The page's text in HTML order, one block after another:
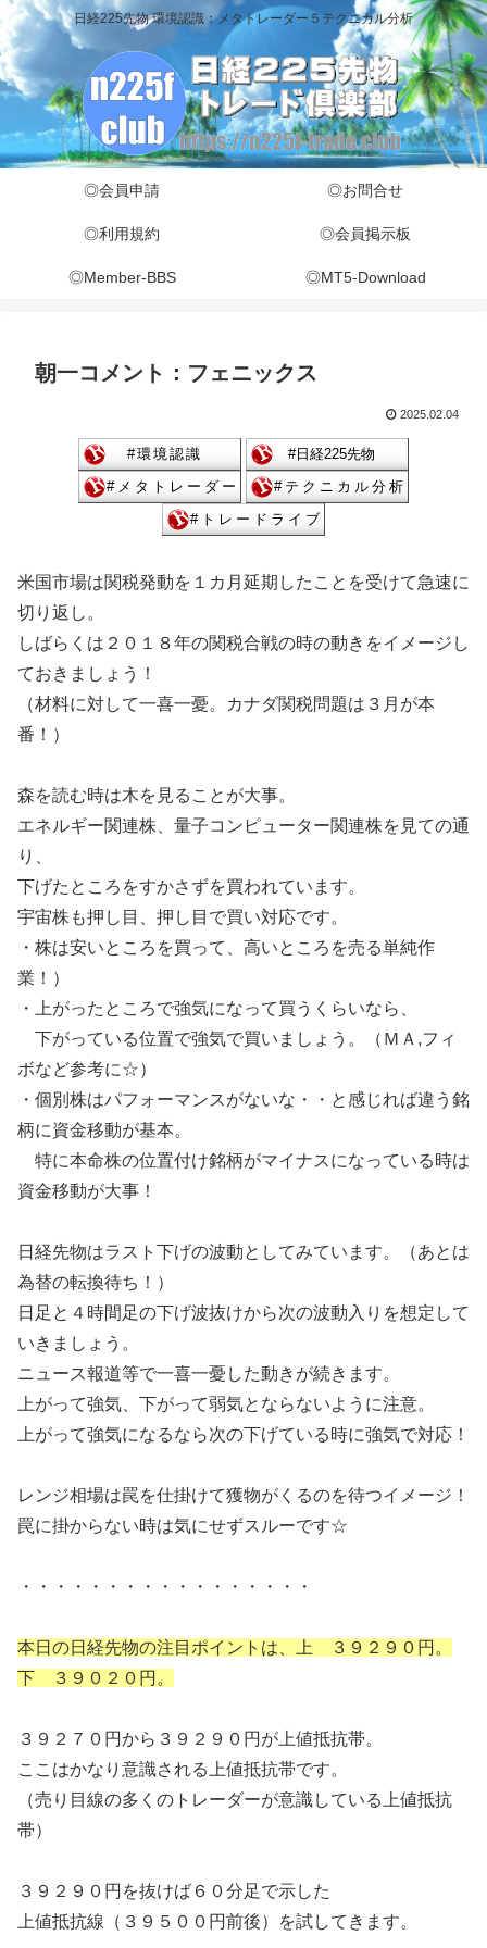
日経225先物 環境認識：メタトレーダー５テクニカル分析
◎会員申請 ◎お問合せ
◎利用規約 ◎会員掲示板
◎Member-BBS ◎MT5-Download
朝一コメント：フェニックス
2025.02.04
米国市場は関税発動を１カ月延期したことを受けて急速に
切り返し。
しばらくは２０１８年の関税合戦の時の動きをイメージし
ておきましょう！
（材料に対して一喜一憂。カナダ関税問題は３月が本
番！）
森を読む時は木を見ることが大事。
エネルギー関連株、量子コンピューター関連株を見ての通
り、
下げたところをすかさずを買われています。
宇宙株も押し目、押し目で買い対応です。
・株は安いところを買って、高いところを売る単純作
業！）
・上がったところで強気になって買うくらいなら、
下がっている位置で強気で買いましょう。（ＭＡ,フィ
ボなど参考に☆）
・個別株はパフォーマンスがないな・・と感じれば違う銘
柄に資金移動が基本。
特に本命株の位置付け銘柄がマイナスになっている時は
資金移動が大事！
日経先物はラスト下げの波動としてみています。（あとは
為替の転換待ち！）
日足と４時間足の下げ波抜けから次の波動入りを想定して
いきましょう。
ニュース報道等で一喜一憂した動きが続きます。
上がって強気、下がって弱気とならないように注意。
上がって強気になるなら次の下げている時に強気で対応！
レンジ相場は罠を仕掛けて獲物がくるのを待つイメージ！
罠に掛からない時は気にせずスルーです☆
・・・・・・・・・・・・・・・・・
本日の日経先物の注目ポイントは、上 ３９２９０円。
下 ３９０２０円。
３９２７０円から３９２９０円が上値抵抗帯。
ここはかなり意識される上値抵抗帯です。
（売り目線の多くのトレーダーが意識している上値抵抗
帯）
３９２９０円を抜けば６０分足で示した
上値抵抗線（３９５００円前後）を試してきます。